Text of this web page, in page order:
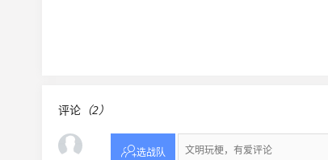
评论 （2）
选战队